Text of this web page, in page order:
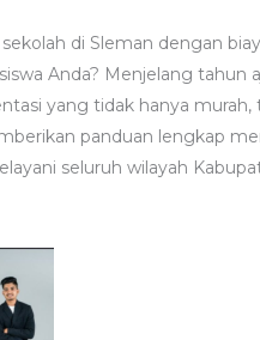
di Sleman dengan
Anda? Menjelang tahun
yang tidak hanya
panduan lengkap
seluruh wilayah